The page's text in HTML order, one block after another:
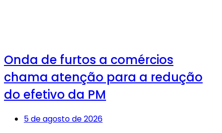
Onda de furtos a comércios
chama atenção para a redução
do efetivo da PM
5 de agosto de 2026